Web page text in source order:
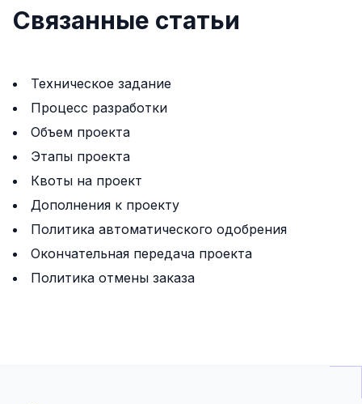
Связанные статьи
Техническое задание
Процесс разработки
Объем проекта
Этапы проекта
Квоты на проект
Дополнения к проекту
Политика автоматического одобрения
Окончательная передача проекта
Политика отмены заказа